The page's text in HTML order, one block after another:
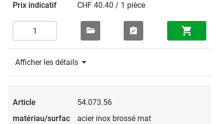
CHF 40.40 / 1 pièce
Afficher les détails
54.073.56
acier inox brossé mat